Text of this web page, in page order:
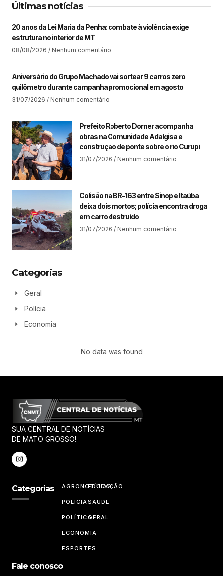
Últimas notícias
20 anos da Lei Maria da Penha: combate à violência exige
estrutura no interior de MT​
08/08/2026 Nenhum comentário
Aniversário do Grupo Machado vai sortear 9 carros zero
quilômetro durante campanha promocional em agosto
31/07/2026 Nenhum comentário
Prefeito Roberto Dorner acompanha
obras na Comunidade Adalgisa e
construção de ponte sobre o rio Curupi
31/07/2026 Nenhum comentário
Colisão na BR-163 entre Sinop e Itaúba
deixa dois mortos; polícia encontra droga
em carro destruído
31/07/2026 Nenhum comentário
Categorias
Geral
Polícia
Economia
No data was found
SUA CENTRAL DE NOTÍCIAS
DE MATO GROSSO!
Categorias AGRONOTÍCIAS
POLÍCIA
POLÍTICA
ECONOMIA
ESPORTES
EDUCAÇÃO
SAÚDE
GERAL
Fale conosco